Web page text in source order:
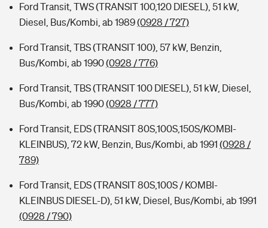
Ford Transit, TWS (TRANSIT 100,120 DIESEL), 51 kW,
Diesel, Bus/Kombi, ab 1989(0928 / 727)
Ford Transit, TBS (TRANSIT 100), 57 kW, Benzin,
Bus/Kombi, ab 1990(0928 / 776)
Ford Transit, TBS (TRANSIT 100 DIESEL), 51 kW, Diesel,
Bus/Kombi, ab 1990(0928 / 777)
Ford Transit, EDS (TRANSIT 80S,100S,150S/KOMBI-
KLEINBUS), 72 kW, Benzin, Bus/Kombi, ab 1991 (0928 /
789)
Ford Transit, EDS (TRANSIT 80S,100S / KOMBI-
KLEINBUS DIESEL-D), 51 kW, Diesel, Bus/Kombi, ab 1991
(0928 / 790)